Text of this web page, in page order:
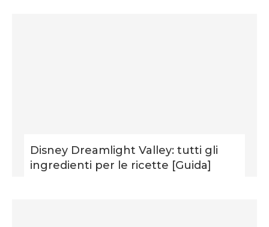
Disney Dreamlight Valley: tutti gli
ingredienti per le ricette [Guida]